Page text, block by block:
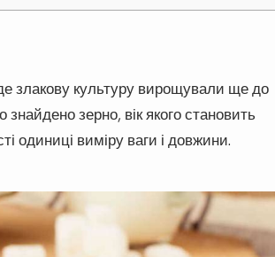
злакову культуру вирощували ще до
зерно, вік якого становить
одиниці виміру ваги і довжини.